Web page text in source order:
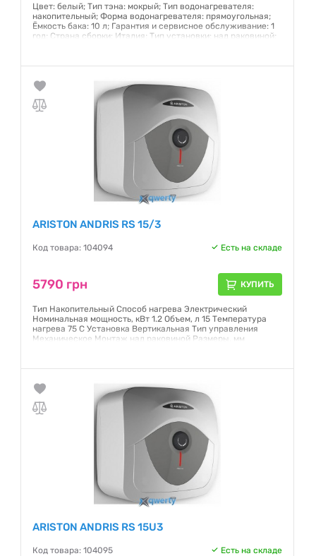
Цвет: белый; Тип тэна: мокрый; Тип водонагревателя:
накопительный; Форма водонагревателя: прямоугольная;
Ёмкость бака: 10 л; Гарантия и сервисное обслуживание: 1
год; Страна сборки: Италия; Тип установки: над раковиной;
Гарантия:12 месяцев
ARISTON ANDRIS RS 15/3
Код товара: 104094 Есть на складе
5790 грн КУПИТЬ
Тип Накопительный Способ нагрева Электрический
Номинальная мощность, кВт 1.2 Объем, л 15 Температура
нагрева 75 С Установка Вертикальная Тип управления
Механическое Монтаж над раковиной Размеры, мм
Гарантия:12 месяцев
ARISTON ANDRIS RS 15U3
Код товара: 104095 Есть на складе